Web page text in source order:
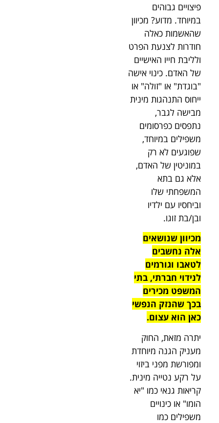
פיצויים גבוהים
במיוחד. מדוע? מכיוון
שהאשמות כאלה
חודרות לצנעת הפרט
ולליבת חייו האישיים
של האדם. כינוי אישה
"בוגדת" או "זולה" או
ייחוס התנהגות מינית
מבישה לגבר,
נתפסים כפרסומים
משפילים במיוחד,
שפוגעים לא רק
במוניטין של האדם,
אלא גם בתא
המשפחתי שלו
וביחסיו עם ילדיו
ובן/בת זוגו.
מכיוון שנושאים
אלה נחשבים
לטאבו וגורמים
לנידוי חברתי, בתי
המשפט מכירים
בכך שהנזק הנפשי
כאן הוא עצום.
יתרה מזאת, החוק
מעניק הגנה מיוחדת
ומפורשת מפני ביזוי
על רקע נטייה מינית.
קריאות גנאי כמו "יא
הומו" או כינויים
משפילים כמו